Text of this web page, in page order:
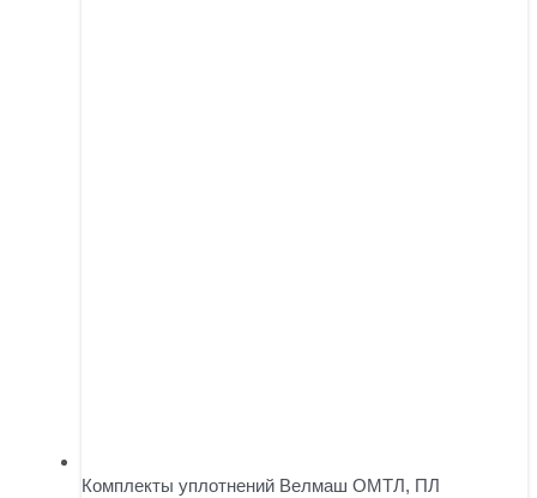
Комплекты уплотнений Велмаш ОМТЛ, ПЛ